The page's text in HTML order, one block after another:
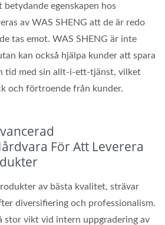
betydande egenskapen hos
av WAS SHENG att de är redo
tas emot. WAS SHENG är inte
kan också hjälpa kunder att spara
tid med sin allt-i-ett-tjänst, vilket
och förtroende från kunder.
För Att Leverera
av bästa kvalitet, strävar
diversifiering och professionalism.
stor vikt vid intern uppgradering av